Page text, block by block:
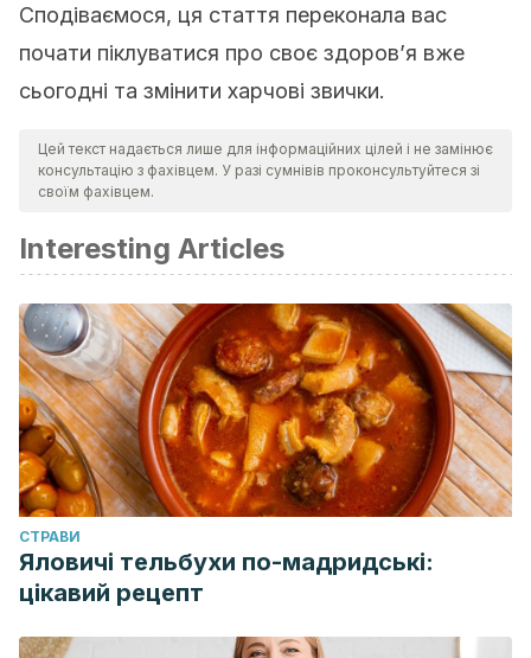
Сподіваємося, ця стаття переконала вас
почати піклуватися про своє здоров’я вже
сьогодні та змінити харчові звички.
Цей текст надається лише для інформаційних цілей і не замінює
консультацію з фахівцем. У разі сумнівів проконсультуйтеся зі
своїм фахівцем.
Interesting Articles
CТРАВИ
Яловичі тельбухи по-мадридські:
цікавий рецепт